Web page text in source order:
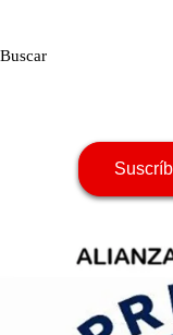
Buscar